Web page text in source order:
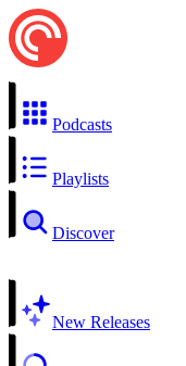
Podcasts
Playlists
Discover
New Releases